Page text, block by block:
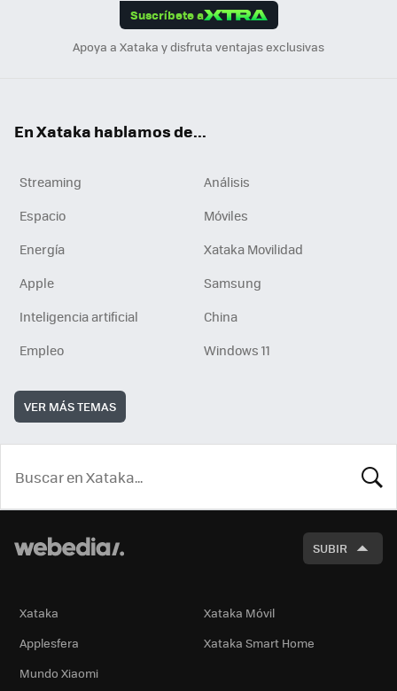
Suscríbete a
Apoya a Xataka y disfruta ventajas exclusivas
En Xataka hablamos de...
Streaming
Análisis
Espacio
Móviles
Energía
Xataka Movilidad
Apple
Samsung
Inteligencia artificial
China
Empleo
Windows 11
VER MÁS TEMAS
SUBIR
Xataka
Xataka Móvil
Applesfera
Xataka Smart Home
Mundo Xiaomi